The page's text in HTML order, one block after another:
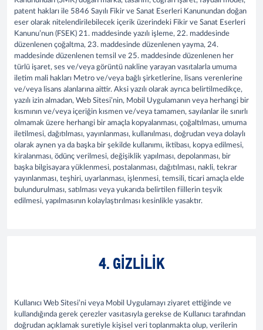
patent hakları ile 5846 Sayılı Fikir ve Sanat Eserleri Kanunundan doğan
eser olarak nitelendirilebilecek içerik üzerindeki Fikir ve Sanat Eserleri
Kanunu’nun (FSEK) 21. maddesinde yazılı işleme, 22. maddesinde
düzenlenen çoğaltma, 23. maddesinde düzenlenen yayma, 24.
maddesinde düzenlenen temsil ve 25. maddesinde düzenlenen her
türlü işaret, ses ve/veya görüntü nakline yarayan vasıtalarla umuma
iletim mali hakları Metro ve/veya bağlı şirketlerine, lisans verenlerine
ve/veya lisans alanlarına aittir. Aksi yazılı olarak ayrıca belirtilmedikçe,
yazılı izin almadan, Web Sitesi’nin, Mobil Uygulamanın veya herhangi bir
kısmının ve/veya içeriğin kısmen ve/veya tamamen, sayılanlar ile sınırlı
olmamak üzere herhangi bir amaçla kopyalanması, çoğaltılması, umuma
iletilmesi, dağıtılması, yayınlanması, kullanılması, doğrudan veya dolaylı
olarak aynen ya da başka bir şekilde kullanımı, iktibası, kopya edilmesi,
kiralanması, ödünç verilmesi, değişiklik yapılması, depolanması, bir
başka bilgisayara yüklenmesi, postalanması, dağıtılması, nakli, tekrar
yayınlanması, teşhiri, uyarlanması, işlenmesi, temsili, ticari amaçla elde
bulundurulması, satılması veya yukarıda belirtilen fiillerin teşvik
edilmesi, yapılmasının kolaylaştırılması kesinlikle yasaktır.
4. GIZLILIK
Kullanıcı Web Sitesi’ni veya Mobil Uygulamayı ziyaret ettiğinde ve
kullandığında gerek çerezler vasıtasıyla gerekse de Kullanıcı tarafından
doğrudan açıklamak suretiyle kişisel veri toplanmakta olup, verilerin